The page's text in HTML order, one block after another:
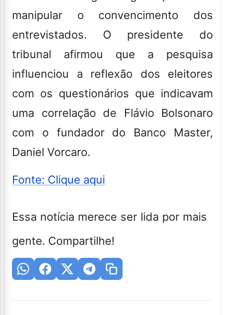
manipular o convencimento dos
entrevistados. O presidente do
tribunal afirmou que a pesquisa
influenciou a reflexão dos eleitores
com os questionários que indicavam
uma correlação de Flávio Bolsonaro
com o fundador do Banco Master,
Daniel Vorcaro.
Fonte: Clique aqui
Essa notícia merece ser lida por mais
gente. Compartilhe!